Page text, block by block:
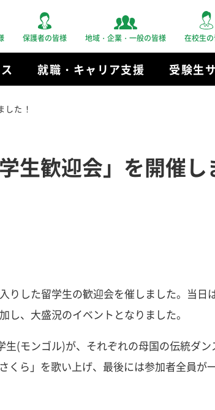
保護者の皆様 地域・企業・一般の皆様 在校生
就職・キャリア支援 受験生
した！
生歓迎会」を開催し
した留学生の歓迎会を催しました。当日
、大盛況のイベントとなりました。
(モンゴル)が、それぞれの母国の伝統ダ
ら」を歌い上げ、最後には参加者全員が